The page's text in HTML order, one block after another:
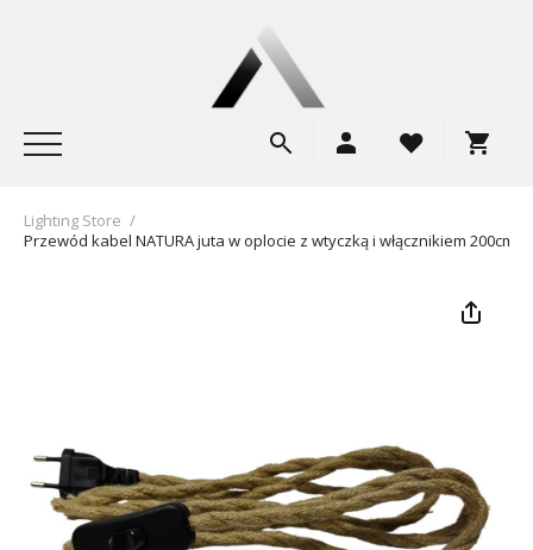
Lighting Store /
Przewód kabel NATURA juta w oplocie z wtyczką i włącznikiem 200cm